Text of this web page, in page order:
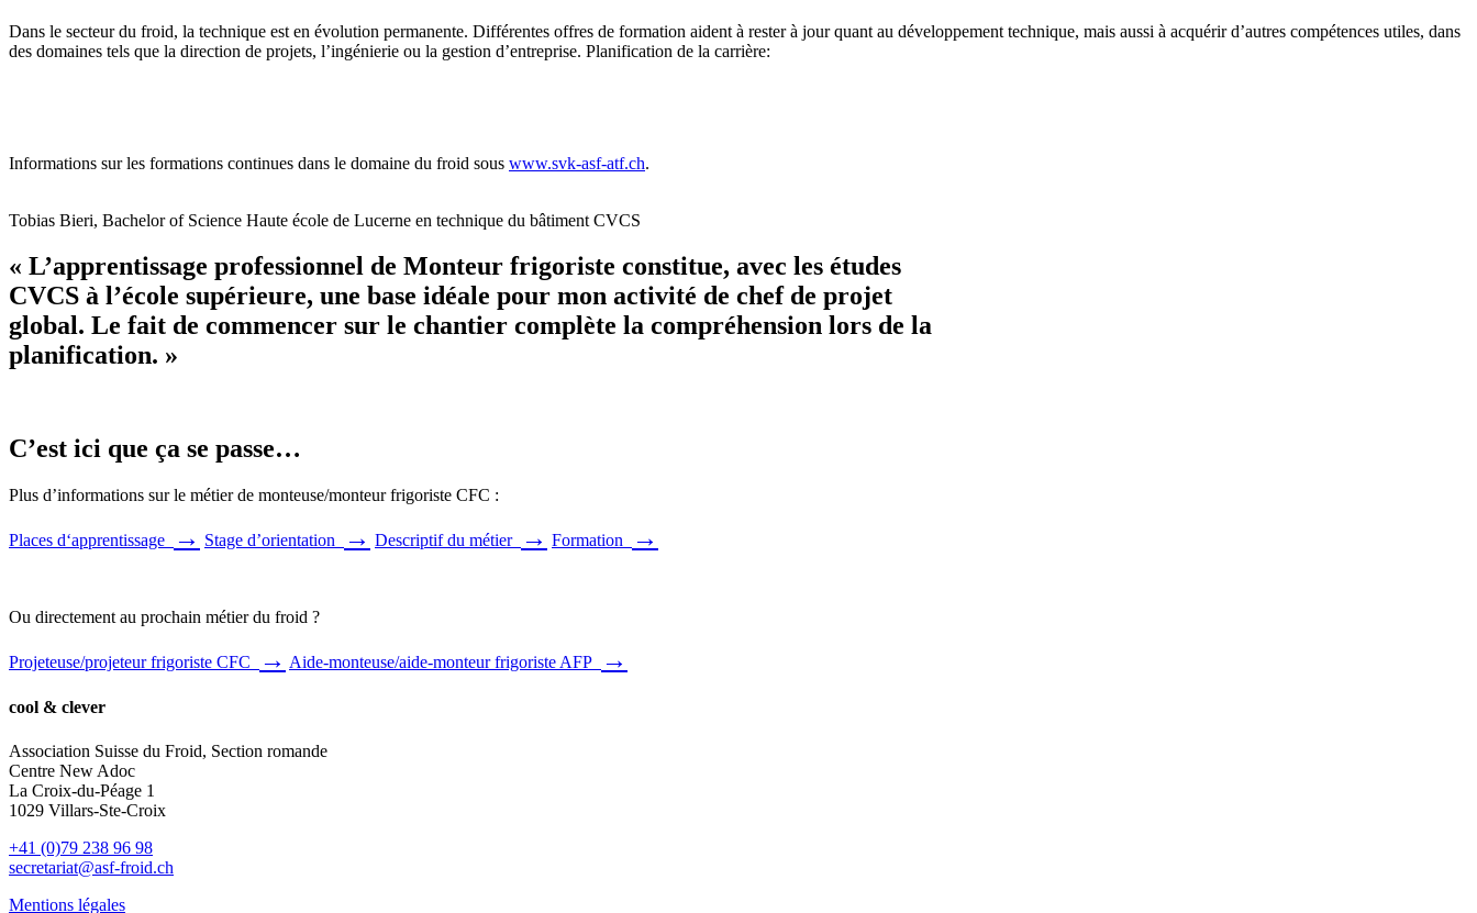
Dans le secteur du froid, la technique est en évolution permanente. Différentes offres de formation aident à rester à jour quant au développement technique, mais aussi à acquérir d’autres compétences utiles, dans
des domaines tels que la direction de projets, l’ingénierie ou la gestion d’entreprise. Planification de la carrière:
Informations sur les formations continues dans le domaine du froid sous www.svk-asf-atf.ch.
Tobias Bieri, Bachelor of Science Haute école de Lucerne en technique du bâtiment CVCS
« L’apprentissage professionnel de Monteur frigoriste constitue, avec les études
CVCS à l’école supérieure, une base idéale pour mon activité de chef de projet
global. Le fait de commencer sur le chantier complète la compréhension lors de la
planification. »
C’est ici que ça se passe…
Plus d’informations sur le métier de monteuse/monteur frigoriste CFC :
Places d‘apprentissage → Stage d’orientation → Descriptif du métier → Formation →
Ou directement au prochain métier du froid ?
Projeteuse/projeteur frigoriste CFC → Aide-monteuse/aide-monteur frigoriste AFP →
cool & clever
Association Suisse du Froid, Section romande
Centre New Adoc
La Croix-du-Péage 1
1029 Villars-Ste-Croix
+41 (0)79 238 96 98
secretariat@asf-froid.ch
Mentions légales